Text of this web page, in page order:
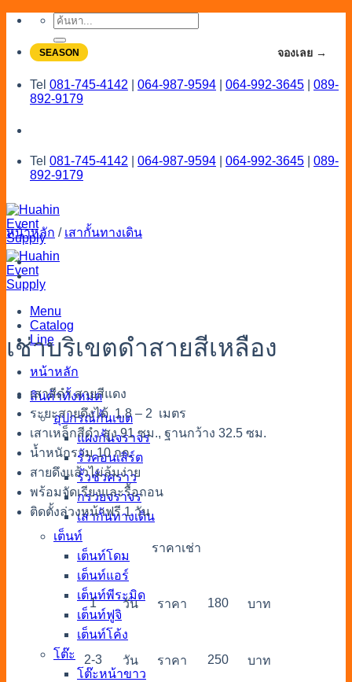
Skip
content
ค้นหา:
SEASON จองเลย →
Tel 081-745-4142 064-987-9594 064-992-3645
089-
892-9179
Tel 081-745-4142 064-987-9594 064-992-3645
089-
892-9179
Menu
Catalog
Line
หน้าหลัก
สินค้าทั้งหมด
อุปกรณ์กั้นเขต
แผงกั้นจราจร
รั้วคอนเสิร์ต
รั้วชั่วคราว
กรวยจราจร
เสากั้นทางเดิน
เต็นท์
เต็นท์โดม
เต็นท์แอร์
เต็นท์พีระมิด
เต็นท์ฟูจิ
เต็นท์โค้ง
โต๊ะ
โต๊ะหน้าขาว
หน้าหลัก / เสากั้นทางเดิน
เช่าบริเขตดำสายสีเหลือง
เสาสีดำ สายสีแดง
ระยะสายดึงได้ 1.8 – 2 เมตร
เสาเหล็กสีดำ สูง 91 ซม., ฐานกว้าง 32.5 ซม.
น้ำหนักรวม 10 กก.
สายดึงแล้วไม่ล้มง่าย
พร้อมจัดเรียงและรื้อถอน
ติดตั้งล่วงหน้าฟรี 1 วัน
ราคาเช่า
1 วัน ราคา 180 บาท
2-3 วัน ราคา 250 บาท